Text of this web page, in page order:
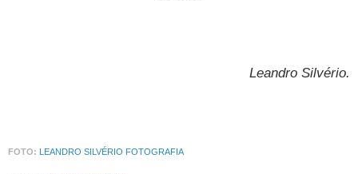
Leandro Silvério.
FOTO: LEANDRO SILVÉRIO FOTOGRAFIA